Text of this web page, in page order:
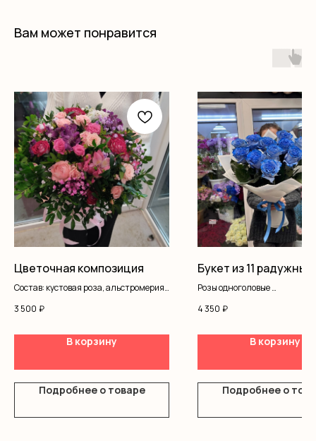
Вам может понравится
Цветочная композиция
Состав: кустовая роза, альстромерия,
3 500 ₽
В корзину
Подробнее о товаре
Букет из 11 радужных
Розы одноголовые
4 350 ₽
В корзину
Подробнее о